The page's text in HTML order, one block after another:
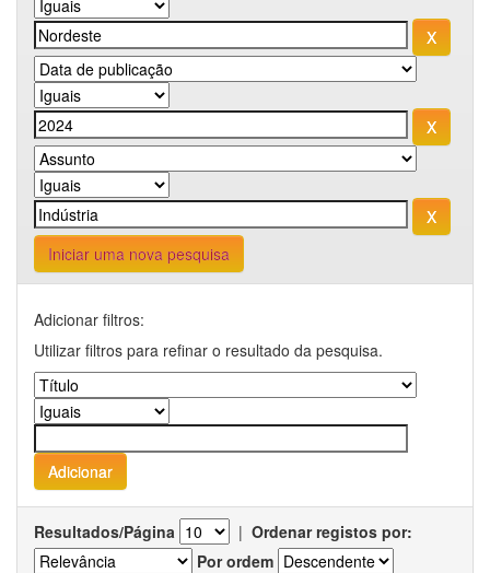
Iniciar uma nova pesquisa
Adicionar filtros:
Utilizar filtros para refinar o resultado da pesquisa.
Resultados/Página | Ordenar registos por:
Por ordem